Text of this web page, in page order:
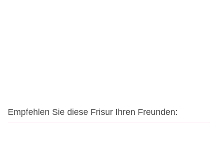
Empfehlen Sie diese Frisur Ihren Freunden: